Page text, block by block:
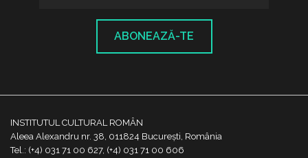
ABONEAZĂ-TE
INSTITUTUL CULTURAL ROMÂN
Aleea Alexandru nr. 38, 011824 București, România
Tel.: (+4) 031 71 00 627, (+4) 031 71 00 606